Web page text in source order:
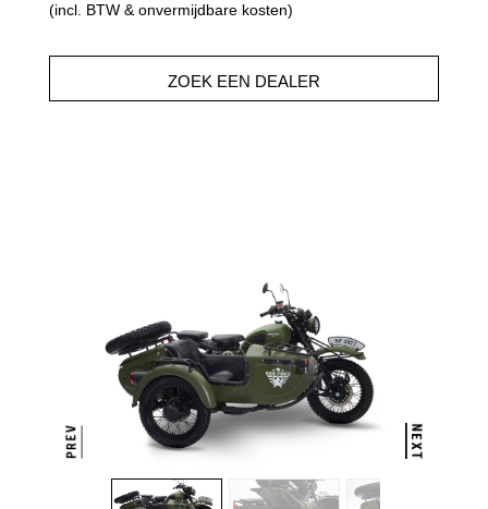
(incl. BTW & onvermijdbare kosten)
ZOEK EEN DEALER